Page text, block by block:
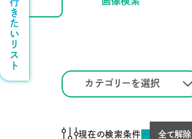
行きたいリスト
カテゴリーを選択
現在の検索条件夏 全て解除